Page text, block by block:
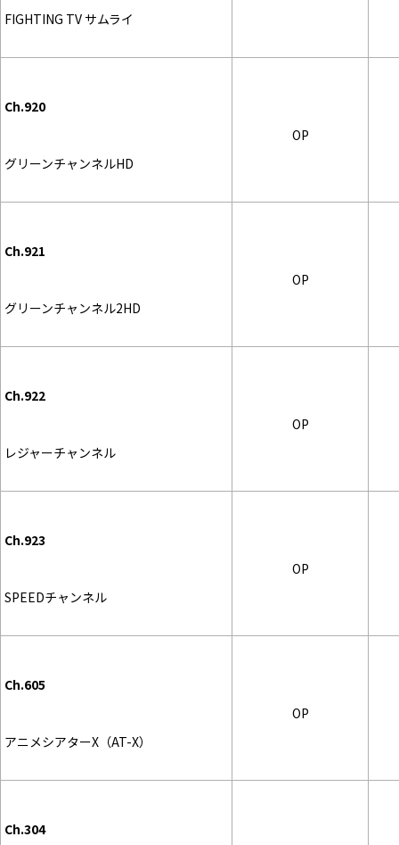
FIGHTING TV サムライ
Ch.920
グリーンチャンネルHD
OP
Ch.921
グリーンチャンネル2HD
OP
Ch.922
レジャーチャンネル
OP
Ch.923
SPEEDチャンネル
OP
Ch.605
アニメシアターX（AT-X）
OP
Ch.304